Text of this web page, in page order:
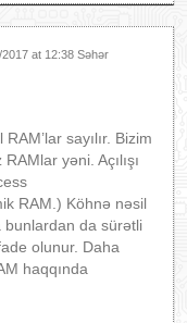
at 12:38 Səhər
sayılır. Bizim
yəni. Açılışı
RAM.) Köhnə nəsil
bunlardan da sürətli
olunur. Daha
haqqında